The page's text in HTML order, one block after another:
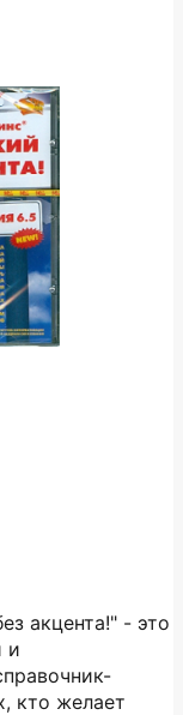
акцента!" - это
и
кто желает